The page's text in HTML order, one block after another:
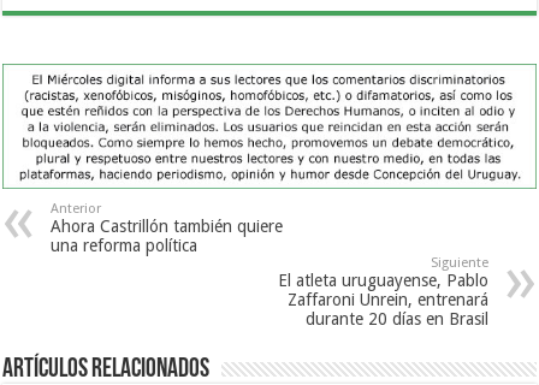
Anterior
Ahora Castrillón también quiere
una reforma política
Siguiente
El atleta uruguayense, Pablo
Zaffaroni Unrein, entrenará
durante 20 días en Brasil
Artículos Relacionados